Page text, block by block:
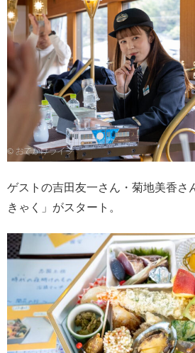
ゲストの吉田友一さん・菊地美香さ
きゃく」がスタート。